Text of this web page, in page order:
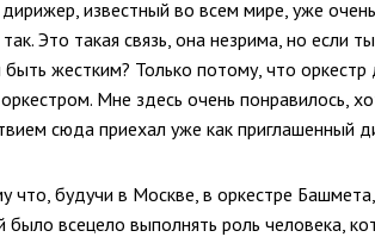
известный во всем мире, уже очень
Это такая связь, она незрима, но если
жестким? Только потому, что
Мне здесь очень понравилось,
сюда приехал уже как приглашенный
будучи в Москве, в оркестре
всецело выполнять роль человека,